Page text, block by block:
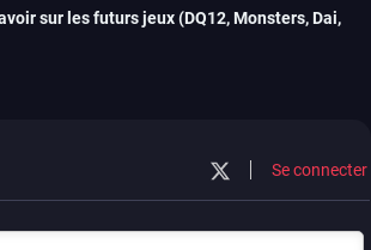
sur les futurs jeux (DQ12, Monsters, Dai,
Se connecter